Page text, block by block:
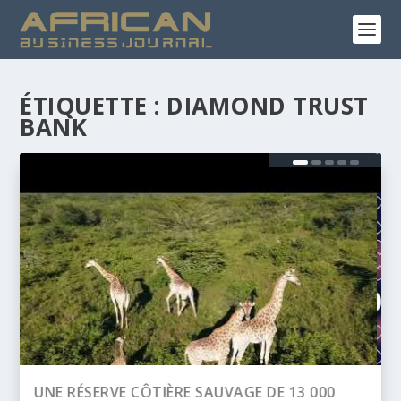
ÉTIQUETTE : DIAMOND TRUST
BANK
BANQUE AFRICAINE DE DÉVELOPPEMENT